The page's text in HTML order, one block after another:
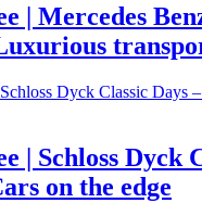
| Mercedes
| Schloss Dyck
on the edge